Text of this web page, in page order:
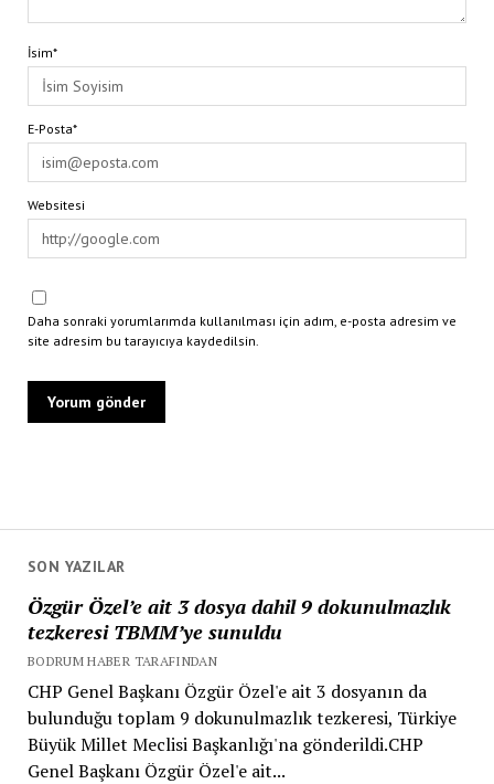
SON YAZILAR
Özgür Özel’e ait 3 dosya dahil 9 dokunulmazlık
tezkeresi TBMM’ye sunuldu
BODRUM HABER TARAFINDAN
CHP Genel Başkanı Özgür Özel'e ait 3 dosyanın da
bulunduğu toplam 9 dokunulmazlık tezkeresi, Türkiye
Büyük Millet Meclisi Başkanlığı'na gönderildi.CHP
Genel Başkanı Özgür Özel'e ait...
İsim*
E-Posta*
Websitesi
Daha sonraki yorumlarımda kullanılması için adım, e-posta adresim ve
site adresim bu tarayıcıya kaydedilsin.